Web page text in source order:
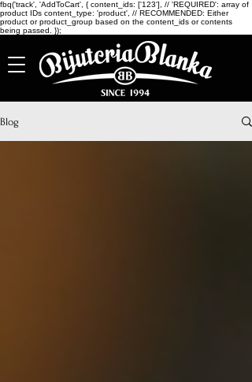
fbq('track', 'AddToCart', { content_ids: ['123'], // 'REQUIRED': array of
product IDs content_type: 'product', // RECOMMENDED: Either
product or product_group based on the content_ids or contents
being passed. });
Blog